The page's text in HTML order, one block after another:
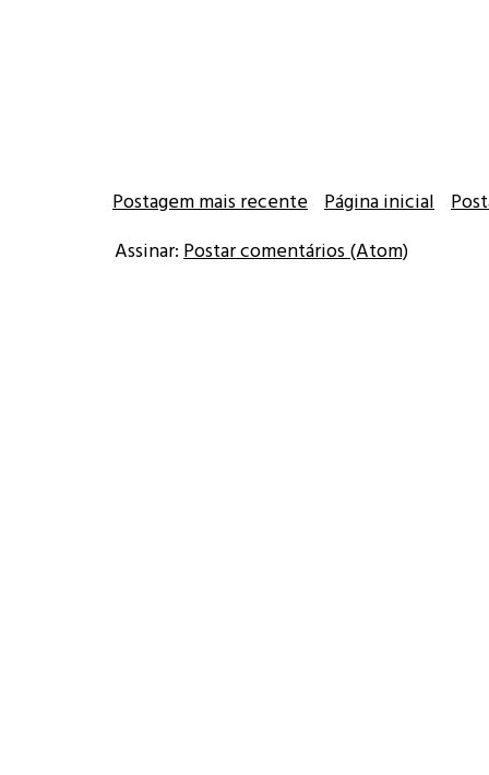
Postagem mais recente Página inicial
Assinar:Postar comentários (Atom)